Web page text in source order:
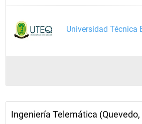
Universidad Técnica
Ingeniería Telemática (Quevedo,